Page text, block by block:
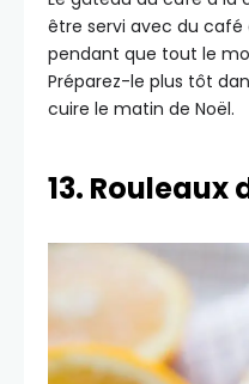
être servi avec du
pendant que tout le
Préparez-le plus tôt
cuire le matin de Noël.
13. Rouleaux